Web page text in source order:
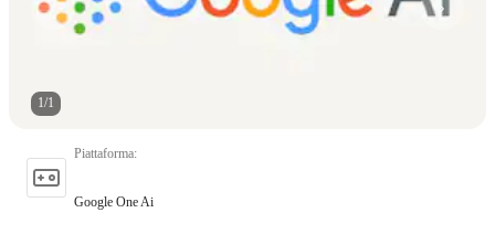
1/1
Piattaforma:
Google One Ai